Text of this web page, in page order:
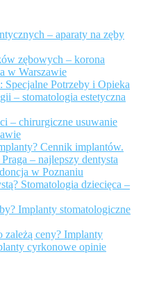
– aparaty na zęby
zębowych – korona
w Warszawie
Specjalne Potrzeby i Opieka
– stomatologia estetyczna
– chirurgiczne usuwanie
Cennik implantów.
– najlepszy dentysta
w Poznaniu
Stomatologia dziecięca –
Implanty stomatologiczne
zależą ceny? Implanty
cyrkonowe opinie